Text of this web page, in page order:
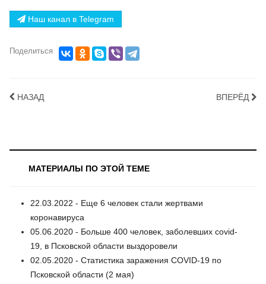
Наш канал в Telegram
Поделиться
НАЗАД ВПЕРЁД
МАТЕРИАЛЫ ПО ЭТОЙ ТЕМЕ
22.03.2022 - Еще 6 человек стали жертвами
коронавируса
05.06.2020 - Больше 400 человек, заболевших covid-
19, в Псковской области выздоровели
02.05.2020 - Статистика заражения COVID-19 по
Псковской области (2 мая)